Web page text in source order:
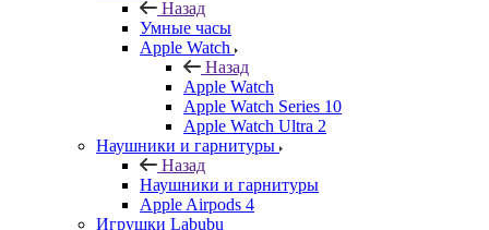
Назад
Умные часы
Apple Watch
Назад
Apple Watch
Apple Watch Series 10
Apple Watch Ultra 2
Наушники и гарнитуры
Назад
Наушники и гарнитуры
Apple Airpods 4
Игрушки Labubu